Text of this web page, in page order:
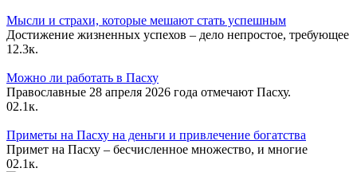
Мысли и страхи, которые мешают стать успешным
Достижение жизненных успехов – дело непростое, требующее
12.3к.
Можно ли работать в Пасху
Православные 28 апреля 2026 года отмечают Пасху.
02.1к.
Приметы на Пасху на деньги и привлечение богатства
Примет на Пасху – бесчисленное множество, и многие
02.1к.